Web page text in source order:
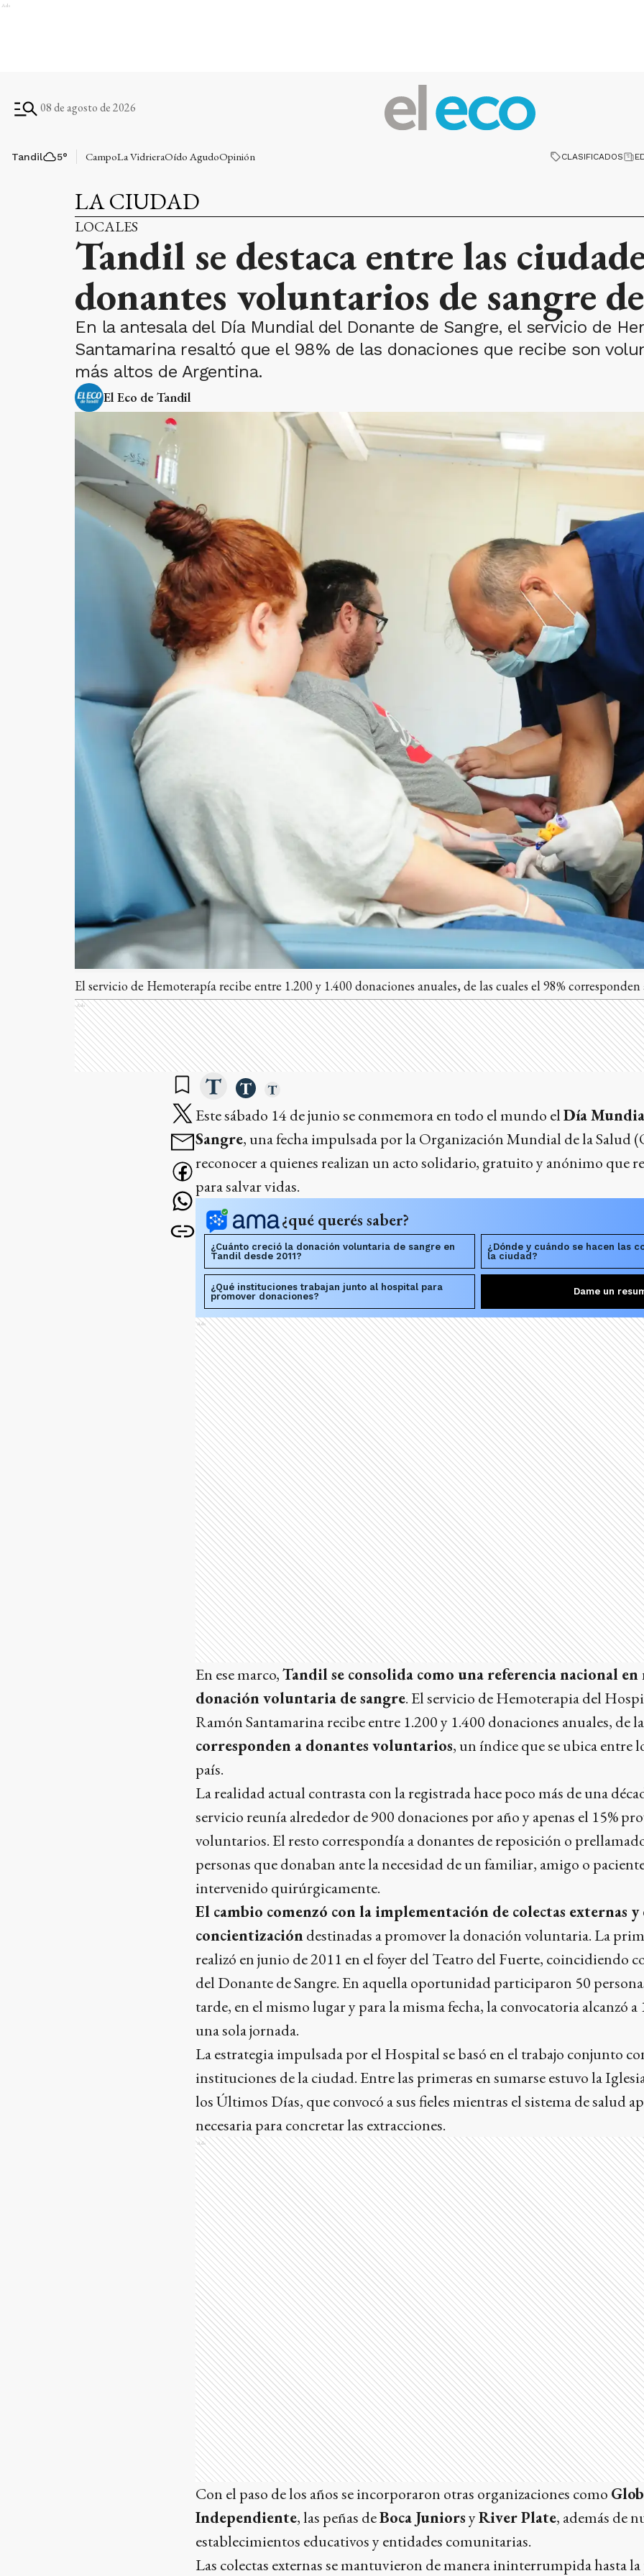
Ads
08 de agosto de 2026
Tandil 5° CampoLa VidrieraOído AgudoOpinión CLASIFICADOS
LA CIUDAD
LOCALES
Tandil se destaca entre las
donantes voluntarios de sangre
En la antesala del Día Mundial del Donante de Sangre, el servicio de
Santamarina resaltó que el 98% de las donaciones que recibe son
más altos de Argentina.
El Eco de Tandil
El servicio de Hemoterapía recibe entre 1.200 y 1.400 donaciones anuales, de las cuales el 98%
Ads
Este sábado 14 de junio se conmemora en todo el mundo elDía
Sangre, una fecha impulsada por la Organización Mundial de la Salud
reconocer a quienes realizan un acto solidario, gratuito y anónimo que
para salvar vidas.
¿qué querés saber?
¿Cuánto creció la donación voluntaria de sangre en
Tandil desde 2011?
¿Dónde y cuándo se hacen las
la ciudad?
¿Qué instituciones trabajan junto al hospital para
promover donaciones?
Dame un
Ads
En ese marco,Tandil se consolida como una referencia nacional
donación voluntaria de sangre. El servicio de Hemoterapia del
Ramón Santamarina recibe entre 1.200 y 1.400 donaciones anuales, de
corresponden a donantes voluntarios, un índice que se ubica entre
país.
La realidad actual contrasta con la registrada hace poco más de una
servicio reunía alrededor de 900 donaciones por año y apenas el 15%
voluntarios. El resto correspondía a donantes de reposición o
personas que donaban ante la necesidad de un familiar, amigo o
intervenido quirúrgicamente.
El cambio comenzó con la implementación de colectas externas y
concientizacióndestinadas a promover la donación voluntaria. La
realizó en junio de 2011 en el foyer del Teatro del Fuerte, coincidiendo
del Donante de Sangre. En aquella oportunidad participaron 50
tarde, en el mismo lugar y para la misma fecha, la convocatoria alcanzó a
una sola jornada.
La estrategia impulsada por el Hospital se basó en el trabajo conjunto
instituciones de la ciudad. Entre las primeras en sumarse estuvo la
los Últimos Días, que convocó a sus fieles mientras el sistema de salud
necesaria para concretar las extracciones.
Ads
Con el paso de los años se incorporaron otras organizaciones como
Independiente, las peñas deBoca JuniorsyRiver Plate, además de
establecimientos educativos y entidades comunitarias.
Las colectas externas se mantuvieron de manera ininterrumpida hasta